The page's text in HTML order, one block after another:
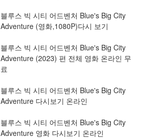
블루스 빅 시티 어드벤처 Blue's Big City
Adventure (영화,1080P)다시 보기
블루스 빅 시티 어드벤처 Blue's Big City
Adventure (2023) 편 전체 영화 온라인 무
료
블루스 빅 시티 어드벤처 Blue's Big City
Adventure 다시보기 온라인
블루스 빅 시티 어드벤처 Blue's Big City
Adventure 영화 다시보기 온라인